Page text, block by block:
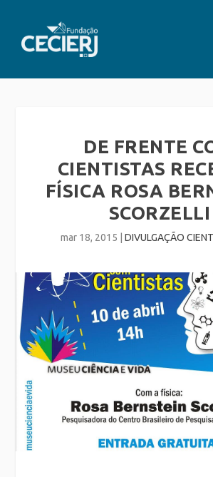
DE FRENTE
CIENTISTAS
FÍSICA ROSA
SCORZELLI
mar 18, 2015 DIVULGAÇÃO